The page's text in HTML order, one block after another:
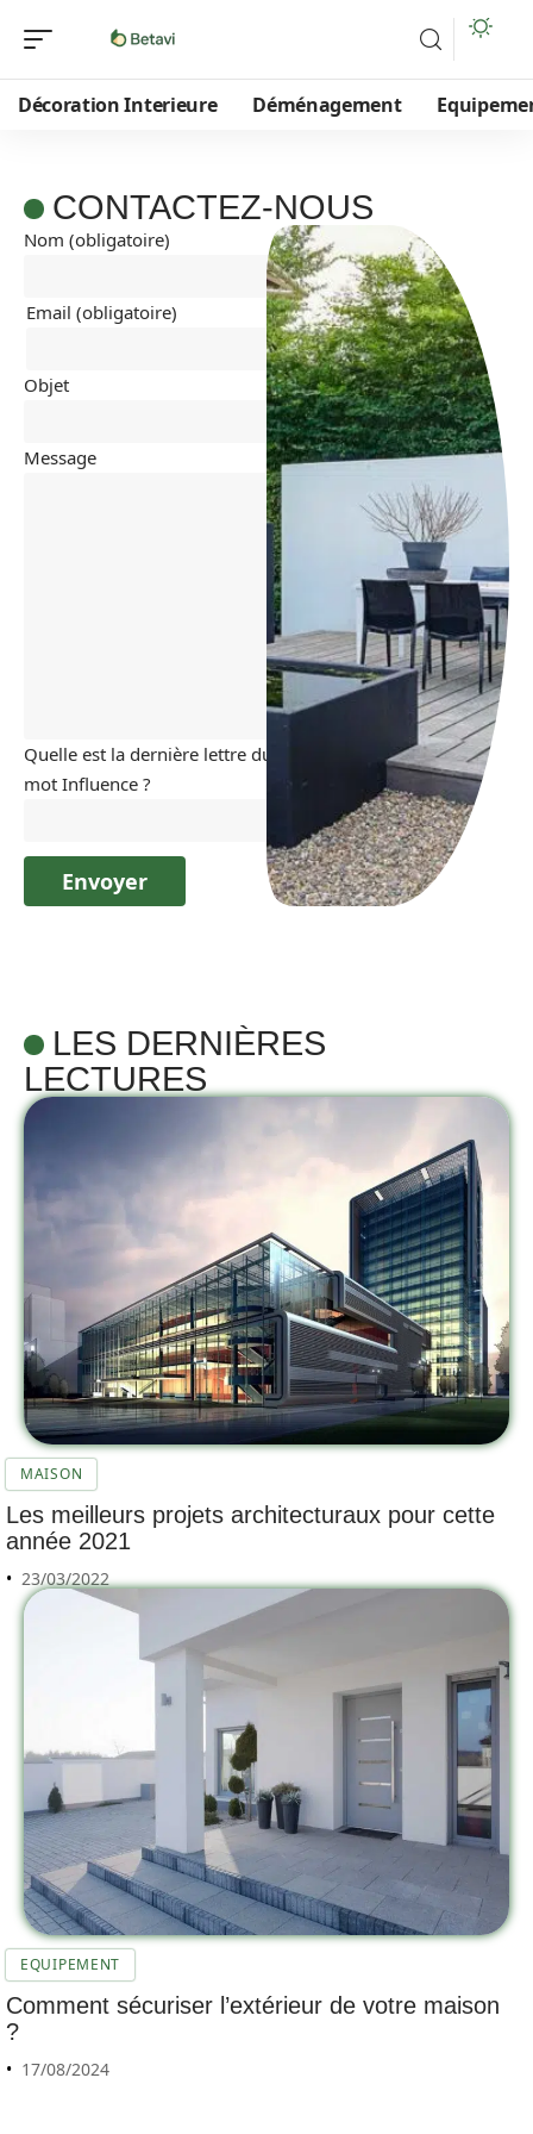
Décoration Interieure Déménagement
CONTACTEZ-NOUS
Nom (obligatoire)
Email (obligatoire)
Objet
Message
Quelle est la dernière lettre du
mot Influence ?
LES DERNIÈRES
LECTURES
MAISON
Les meilleurs projets architecturaux pour cette
année 2021
23/03/2022
EQUIPEMENT
Comment sécuriser l’extérieur de votre maison
?
17/08/2024